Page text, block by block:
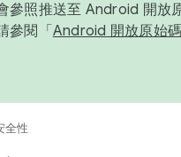
參照推送至 Android 開放
參閱「 Android 開放原始
全性